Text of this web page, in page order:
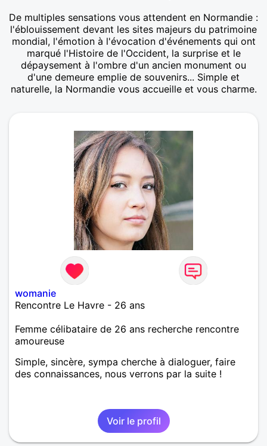
De multiples sensations vous attendent en Normandie :
l'éblouissement devant les sites majeurs du patrimoine
mondial, l'émotion à l'évocation d'événements qui ont
marqué l'Histoire de l'Occident, la surprise et le
dépaysement à l'ombre d'un ancien monument ou
d'une demeure emplie de souvenirs... Simple et
naturelle, la Normandie vous accueille et vous charme.
womanie
Rencontre Le Havre - 26 ans
Femme célibataire de 26 ans recherche rencontre
amoureuse
Simple, sincère, sympa cherche à dialoguer, faire
des connaissances, nous verrons par la suite !
Voir le profil